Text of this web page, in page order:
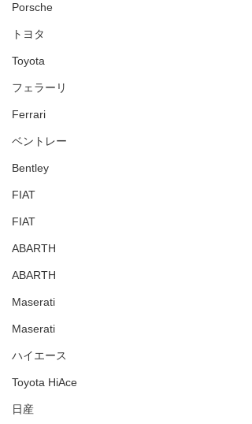
Porsche
トヨタ
Toyota
フェラーリ
Ferrari
ベントレー
Bentley
FIAT
FIAT
ABARTH
ABARTH
Maserati
Maserati
ハイエース
Toyota HiAce
日産